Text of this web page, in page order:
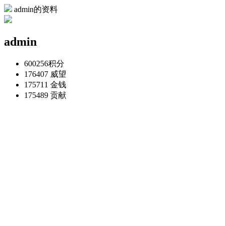
admin的资料
admin
600256积分
176407 威望
175711 金钱
175489 贡献